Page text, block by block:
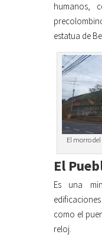
humanos,
estatua de
El morro
El
Es una
como el
reloj.